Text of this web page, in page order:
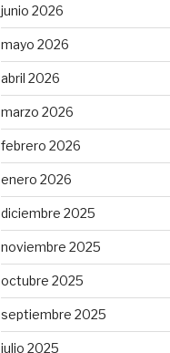
junio 2026
mayo 2026
abril 2026
marzo 2026
febrero 2026
enero 2026
diciembre 2025
noviembre 2025
octubre 2025
septiembre 2025
julio 2025